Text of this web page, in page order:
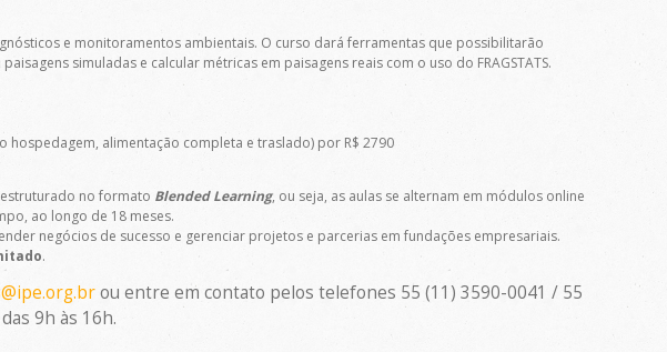
e monitoramentos ambientais. O curso dará ferramentas que possibilitarão
simuladas e calcular métricas em paisagens reais com o uso do FRAGSTATS.
alimentação completa e traslado) por R$ 2790
no formato Blended Learning, ou seja, as aulas se alternam em módulos online
ao longo de 18 meses.
negócios de sucesso e gerenciar projetos e parcerias em fundações empresariais.
.
ou entre em contato pelos telefones 55 (11) 3590-0041 / 55
9h às 16h.